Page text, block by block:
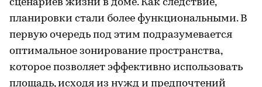
сценариев жизни в доме. Как следствие,
планировки стали более функциональными. В
первую очередь под этим подразумевается
оптимальное зонирование пространства,
которое позволяет эффективно использовать
площадь, исходя из нужд и предпочтений